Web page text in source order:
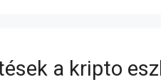
a kripto